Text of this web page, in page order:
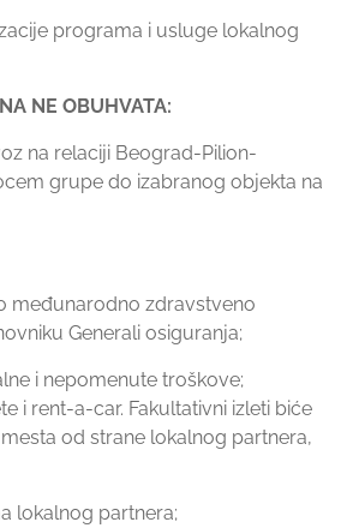
programa i usluge lokalnog
NE OBUHVATA:
na relaciji Beograd-Pilion-
grupe do izabranog objekta na
međunarodno zdravstveno
Generali osiguranja;
i nepomenute troškove;
i rent-a-car. Fakultativni izleti biće
od strane lokalnog partnera,
lokalnog partnera;